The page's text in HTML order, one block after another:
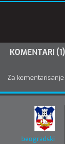
KOMENTARI (1)
Za
beogradski